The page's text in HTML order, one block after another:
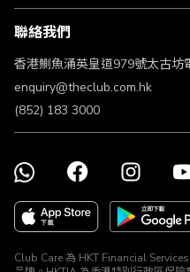
條款及細則
不歧視及不騷擾聲明
認可牌照及通告
聯絡我們
香港鰂魚涌英皇道979號太古坊
enquiry@theclub.com.hk
(852) 183 3000
Club Care 為 HKT Financial